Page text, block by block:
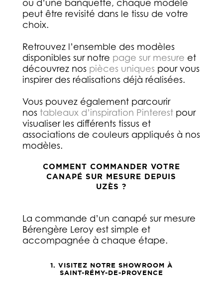
ou d’une banquette, chaque modèle
peut être revisité dans le tissu de votre
choix.
Retrouvez l’ensemble des modèles
disponibles sur notre page sur mesure et
découvrez nos pièces uniques pour vous
inspirer des réalisations déjà réalisées.
Vous pouvez également parcourir
nos tableaux d’inspiration Pinterestpour
visualiser les différents tissus et
associations de couleurs appliqués à nos
modèles.
COMMENT COMMANDER VOTRE
CANAPÉ SUR MESURE DEPUIS
UZÈS ?
La commande d’un canapé sur mesure
Bérengère Leroy est simple et
accompagnée à chaque étape.
1. VISITEZ NOTRE SHOWROOM À
SAINT-RÉMY-DE-PROVENCE